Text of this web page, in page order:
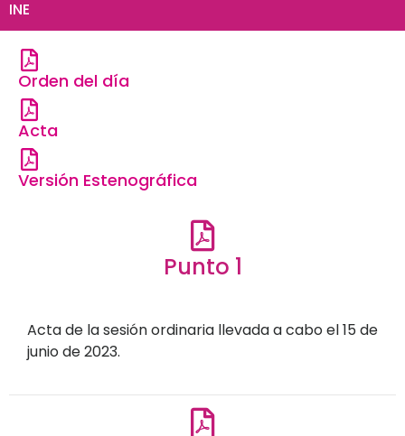
INE
Orden del día
Acta
Versión Estenográfica
Punto 1
Acta de la sesión ordinaria llevada a cabo el 15 de
junio de 2023.